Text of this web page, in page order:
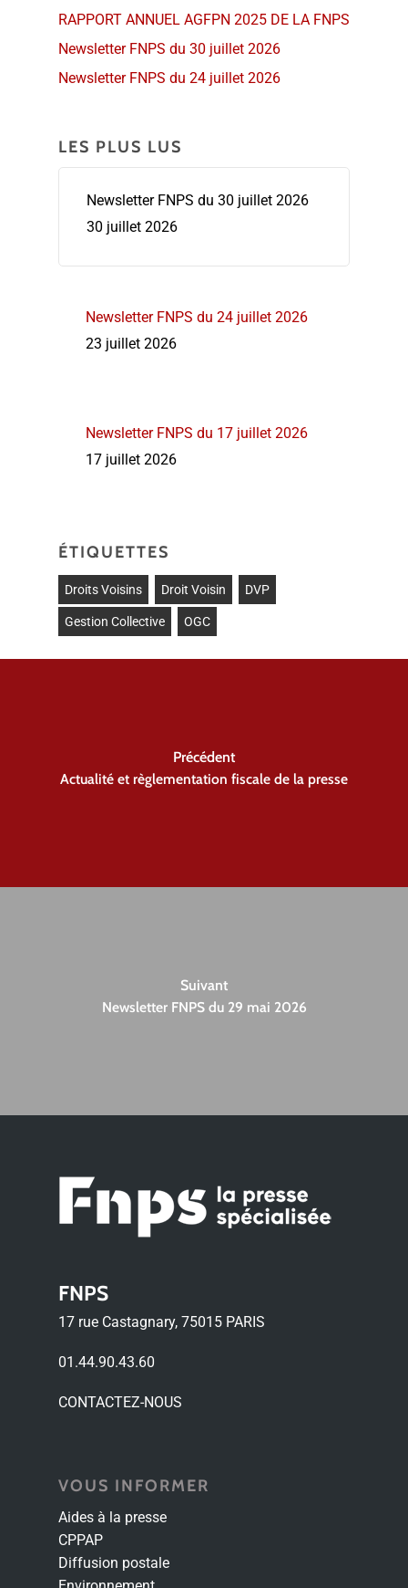
RAPPORT ANNUEL AGFPN 2025 DE LA FNPS
Newsletter FNPS du 30 juillet 2026
Newsletter FNPS du 24 juillet 2026
LES PLUS LUS
Newsletter FNPS du 30 juillet 2026
30 juillet 2026
Newsletter FNPS du 24 juillet 2026
23 juillet 2026
Newsletter FNPS du 17 juillet 2026
17 juillet 2026
ÉTIQUETTES
Droits Voisins Droit Voisin DVP
Gestion Collective OGC
Précédent
Actualité et règlementation fiscale de la presse
Suivant
Newsletter FNPS du 29 mai 2026
FNPS
17 rue Castagnary, 75015 PARIS
01.44.90.43.60
CONTACTEZ-NOUS
VOUS INFORMER
Aides à la presse
CPPAP
Diffusion postale